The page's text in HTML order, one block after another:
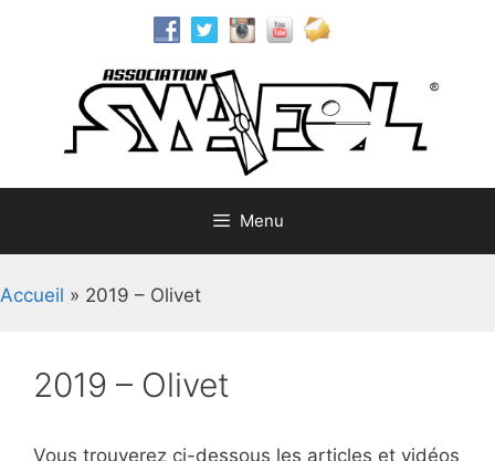
Menu
Accueil » 2019 – Olivet
2019 – Olivet
Vous trouverez ci-dessous les articles et vidéos